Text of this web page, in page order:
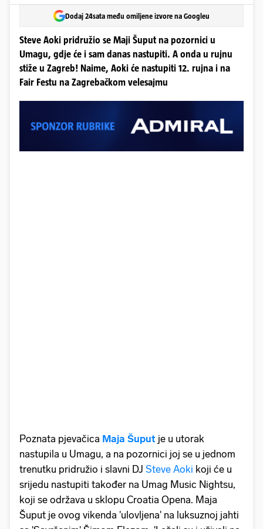
Dodaj 24sata među omiljene izvore na Googleu
Steve Aoki pridružio se Maji Šuput na pozornici u
Umagu, gdje će i sam danas nastupiti. A onda u rujnu
stiže u Zagreb! Naime, Aoki će nastupiti 12. rujna i na
Fair Festu na Zagrebačkom velesajmu
Poznata pjevačica Maja Šuput je u utorak
nastupila u Umagu, a na pozornici joj se u jednom
trenutku pridružio i slavni DJ Steve Aoki koji će u
srijedu nastupiti također na Umag Music Nightsu,
koji se održava u sklopu Croatia Opena. Maja
Šuput je ovog vikenda 'ulovljena' na luksuznoj jahti